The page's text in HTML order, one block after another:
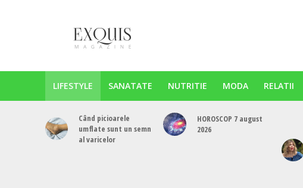
LIFESTYLE SANATATE NUTRITIE MODA RELATII
Când picioarele
umflate sunt un semn
al varicelor
HOROSCOP 7 august
2026